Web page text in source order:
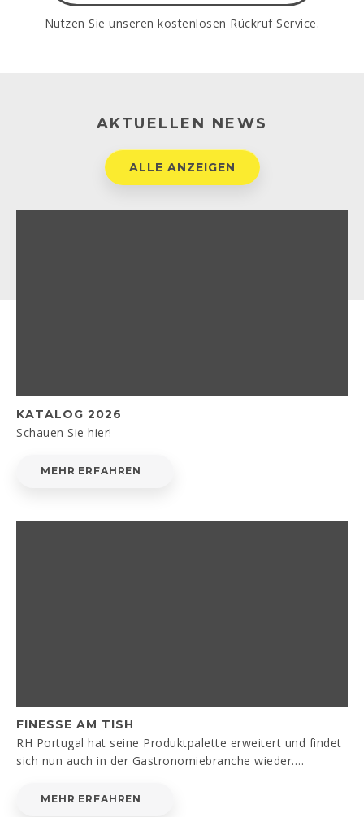
Nutzen Sie unseren kostenlosen Rückruf Service.
AKTUELLEN NEWS
ALLE ANZEIGEN
KATALOG 2026
Schauen Sie hier!
MEHR ERFAHREN
FINESSE AM TISH
RH Portugal hat seine Produktpalette erweitert und findet
sich nun auch in der Gastronomiebranche wieder.…
MEHR ERFAHREN